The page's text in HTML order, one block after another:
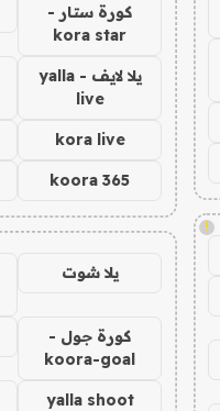
!
كورة ستار -
kora star
يلا لايف - yalla
live
kora live
koora 365
يلا شوت
كورة جول -
koora-goal
yalla shoot